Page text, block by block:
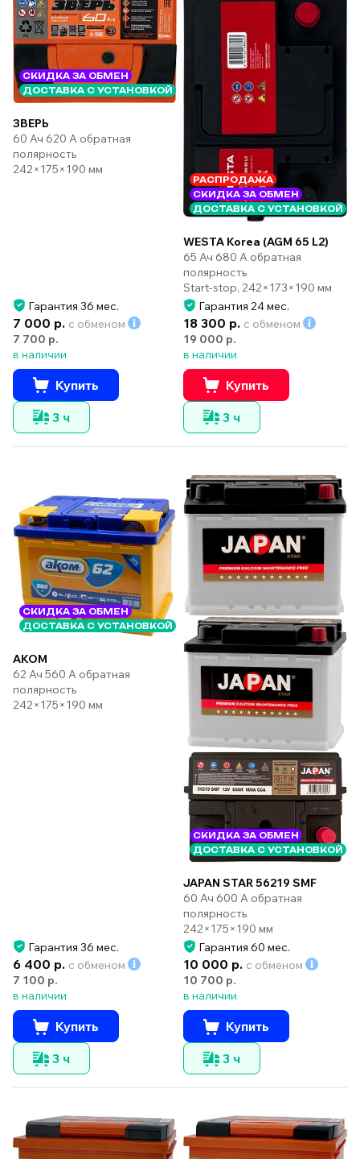
СКИДКА ЗА ОБМЕН
ДОСТАВКА С УСТАНОВКОЙ
ЗВЕРЬ
60 Ач 620 А обратная
полярность
242×175×190 мм
Гарантия 36 мес.
7 000 р. с обменом
7 700 р.
в наличии
Купить
3 ч
РАСПРОДАЖА
СКИДКА ЗА ОБМЕН
ДОСТАВКА С УСТАНОВКОЙ
WESTA Korea (AGM 65 L2)
65 Ач 680 А обратная
полярность
Start-stop, 242×173×190 мм
Гарантия 24 мес.
18 300 р. с обменом
19 000 р.
в наличии
Купить
3 ч
СКИДКА ЗА ОБМЕН
ДОСТАВКА С УСТАНОВКОЙ
AKOM
62 Ач 560 А обратная
полярность
242×175×190 мм
Гарантия 36 мес.
6 400 р. с обменом
7 100 р.
в наличии
Купить
3 ч
СКИДКА ЗА ОБМЕН
ДОСТАВКА С УСТАНОВКОЙ
JAPAN STAR 56219 SMF
60 Ач 600 А обратная
полярность
242×175×190 мм
Гарантия 60 мес.
10 000 р. с обменом
10 700 р.
в наличии
Купить
3 ч